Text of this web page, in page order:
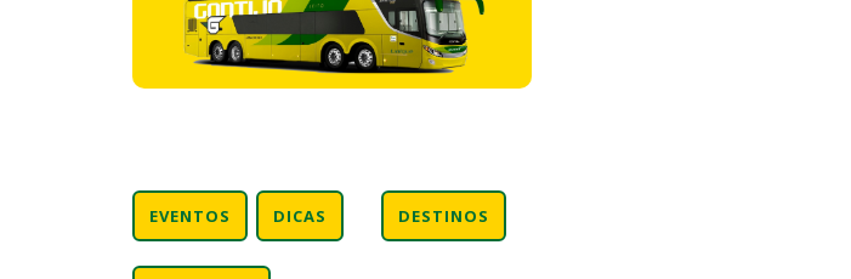
EVENTOS DICAS DESTINOS